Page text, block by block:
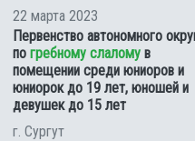
22 марта 2023
Первенство автономного
по гребному слалому в
помещении среди юниоров и
юниорок до 19 лет, юношей и
девушек до 15 лет
г. Сургут